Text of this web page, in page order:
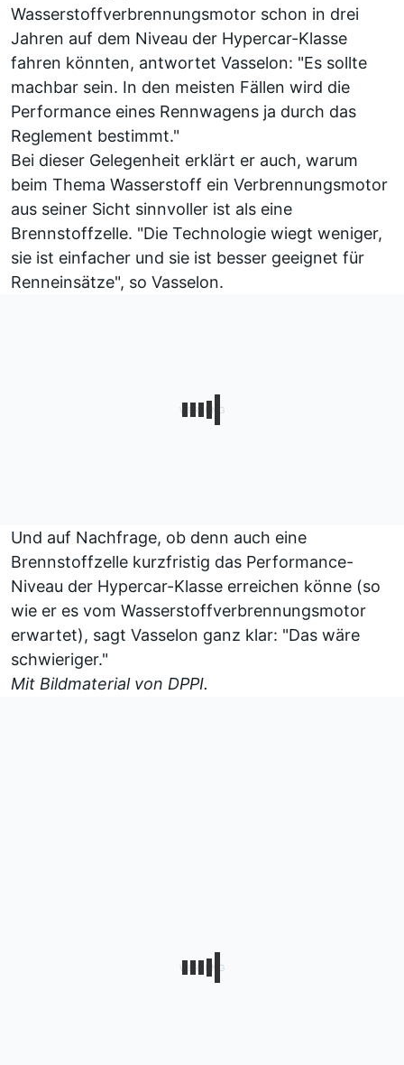
Wasserstoffverbrennungsmotor schon in drei
Jahren auf dem Niveau der Hypercar-Klasse
fahren könnten, antwortet Vasselon: "Es sollte
machbar sein. In den meisten Fällen wird die
Performance eines Rennwagens ja durch das
Reglement bestimmt."
Bei dieser Gelegenheit erklärt er auch, warum
beim Thema Wasserstoff ein Verbrennungsmotor
aus seiner Sicht sinnvoller ist als eine
Brennstoffzelle. "Die Technologie wiegt weniger,
sie ist einfacher und sie ist besser geeignet für
Renneinsätze", so Vasselon.
Und auf Nachfrage, ob denn auch eine
Brennstoffzelle kurzfristig das Performance-
Niveau der Hypercar-Klasse erreichen könne (so
wie er es vom Wasserstoffverbrennungsmotor
erwartet), sagt Vasselon ganz klar: "Das wäre
schwieriger."
Mit Bildmaterial von DPPI.